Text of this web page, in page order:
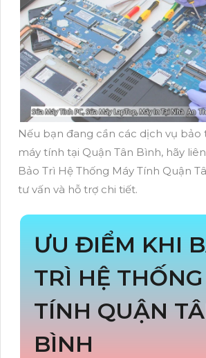
Nếu bạn đang cần các dịch vụ bảo
máy tính tại Quận Tân Bình, hãy
Bảo Trì Hệ Thống Máy Tính Quận
tư vấn và hỗ trợ chi tiết.
ƯU ĐIỂM KHI
TRÌ HỆ
TÍNH QUẬN
BÌNH